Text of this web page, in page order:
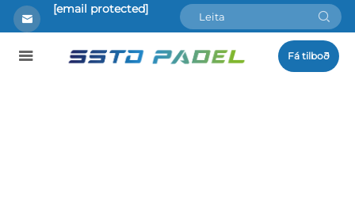
[email protected]
Fá tilboð